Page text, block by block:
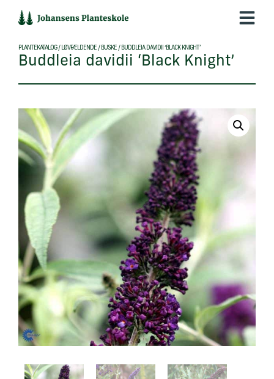
indholdet
PLANTEKATALOG/ LØVFÆLDENDE / BUSKE / BUDDLEIA DAVIDII ‘BLACK KNIGHT’
Buddleia davidii ‘Black Knight’